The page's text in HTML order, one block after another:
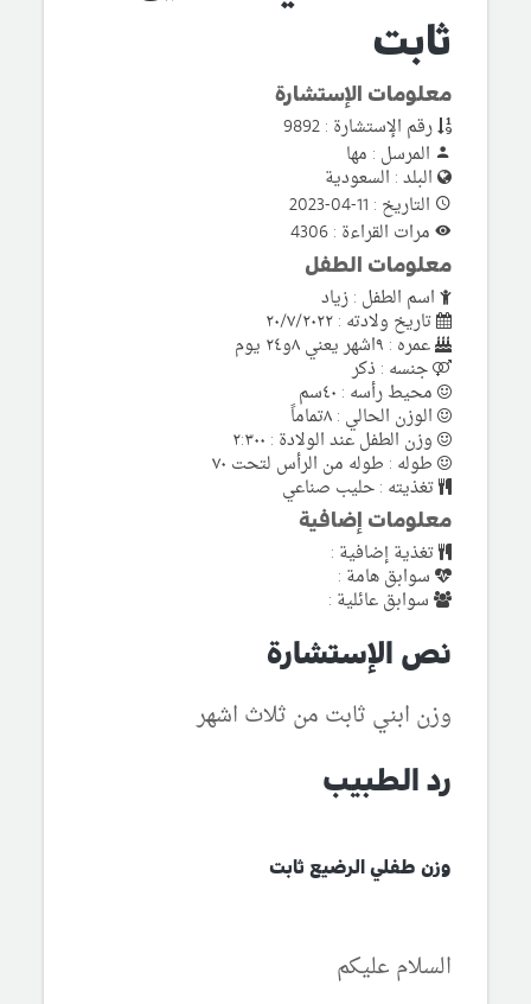
ثابت
معلومات الإستشارة
رقم الإستشارة : 9892
المرسل : مها
البلد : السعودية
التاريخ : 11-04-2023
مرات القراءة : 4306
معلومات الطفل
اسم الطفل : زياد
تاريخ ولادته : ٢٠/٧/٢٠٢٢
عمره : ٩اشهر يعني ٨و٢٤ يوم
جنسه : ذكر
محيط رأسه : ٤٠سم
الوزن الحالي : ٨تماماً
وزن الطفل عند الولادة : ٢:٣٠٠
طوله : طوله من الرأس لتحت ٧٠
تغذيته : حليب صناعي
معلومات إضافية
تغذية إضافية :
سوابق هامة :
سوابق عائلية :
نص الإستشارة
وزن ابني ثابت من ثلاث اشهر
رد الطبيب
وزن طفلي الرضيع ثابت
السلام عليكم